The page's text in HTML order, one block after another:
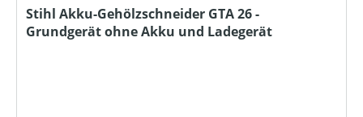
Stihl Akku-Gehölzschneider GTA 26 -
Grundgerät ohne Akku und Ladegerät